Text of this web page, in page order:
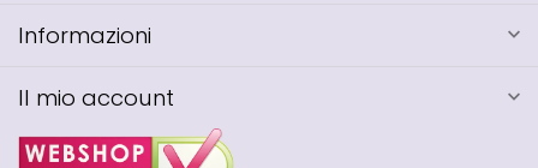
Informazioni
Il mio account